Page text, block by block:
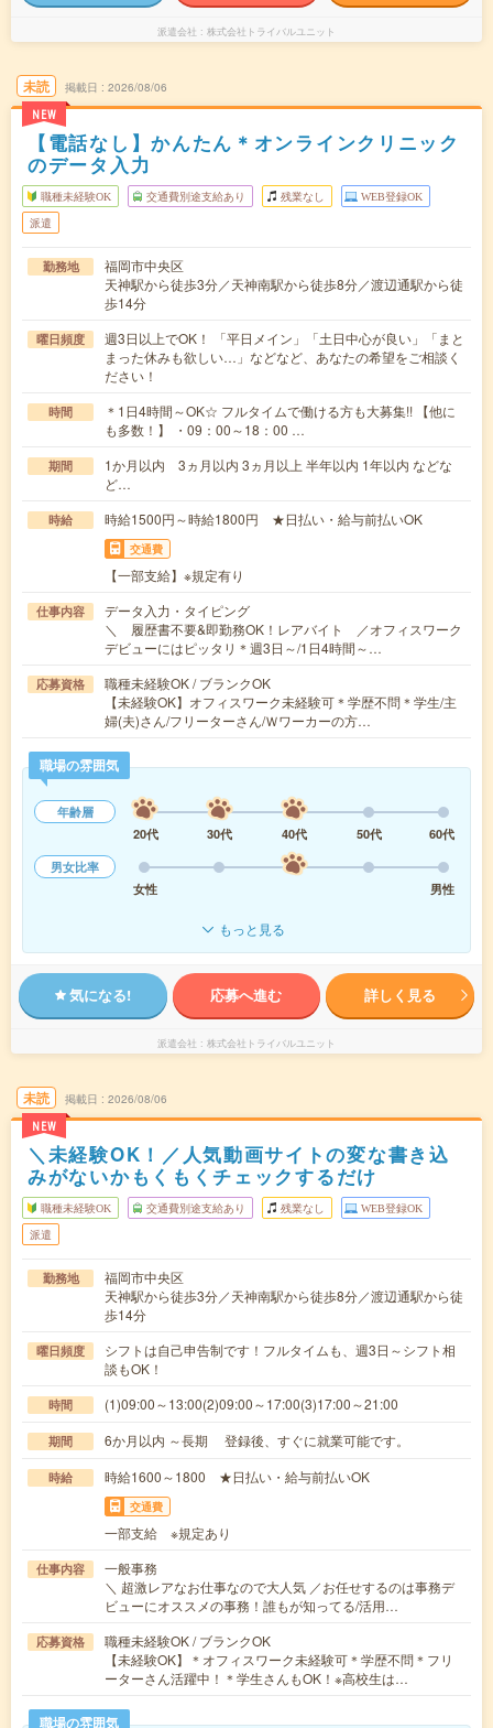
派遣会社 株式会社トライバルユニット
未読
NEW
掲載日 2026/08/06
【電話なし】かんたん＊オンラインクリニック
のデータ入力
職種未経験OK 交通費別途支給あり 残業なし WEB登録OK
派遣
勤務地
福岡市中央区
天神駅から徒歩3分／天神南駅から徒歩8分／渡辺通駅から徒
歩14分
曜日頻度
週3日以上でOK！ 「平日メイン」「土日中心が良い」「まと
まった休みも欲しい…」などなど、あなたの希望をご相談く
ださい！
時間
＊1日4時間～OK☆ フルタイムで働ける方も大募集!! 【他に
も多数！】 ・09：00～18：00 …
期間
1か月以内 3ヵ月以内 3ヵ月以上 半年以内 1年以内 などな
ど…
時給 時給1500円～時給1800円 ★日払い・給与前払いOK
交通費
【一部支給】※規定有り
仕事内容
データ入力・タイピング
＼ 履歴書不要&即勤務OK！レアバイト ／オフィスワーク
デビューにはピッタリ＊週3日～/1日4時間～…
応募資格
職種未経験OK / ブランクOK
【未経験OK】オフィスワーク未経験可＊学歴不問＊学生/主
婦(夫)さん/フリーターさん/Ｗワーカーの方…
職場の雰囲気
年齢層
20代
30代 40代 50代
60代
男女比率
女性
男性
もっと見る
気になる! 応募へ進む 詳しく見る
派遣会社 株式会社トライバルユニット
未読
NEW
掲載日 2026/08/06
＼未経験OK！／人気動画サイトの変な書き込
みがないかもくもくチェックするだけ
職種未経験OK 交通費別途支給あり 残業なし WEB登録OK
派遣
勤務地
福岡市中央区
天神駅から徒歩3分／天神南駅から徒歩8分／渡辺通駅から徒
歩14分
曜日頻度
シフトは自己申告制です！フルタイムも、週3日～シフト相
談もOK！
時間 (1)09:00～13:00(2)09:00～17:00(3)17:00～21:00
期間 6か月以内 ～長期 登録後、すぐに就業可能です。
時給 時給1600～1800 ★日払い・給与前払いOK
交通費
一部支給 ※規定あり
仕事内容
一般事務
＼ 超激レアなお仕事なので大人気 ／お任せするのは事務デ
ビューにオススメの事務！誰もが知ってる/活用…
応募資格
職種未経験OK / ブランクOK
【未経験OK】＊オフィスワーク未経験可＊学歴不問＊フリ
ーターさん活躍中！＊学生さんもOK！※高校生は…
職場の雰囲気